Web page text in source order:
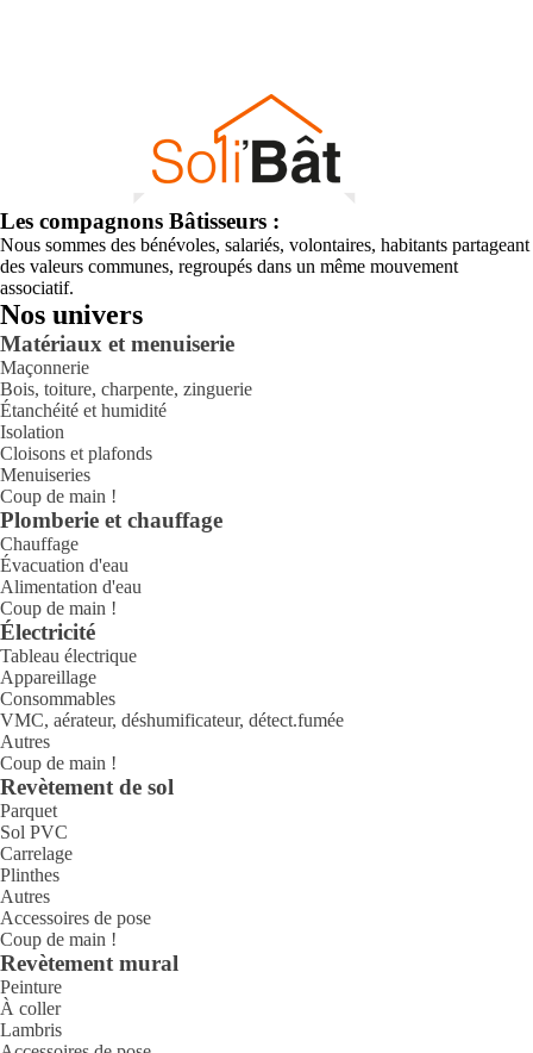
Les compagnons Bâtisseurs :
Nous sommes des bénévoles, salariés, volontaires, habitants partageant
des valeurs communes, regroupés dans un même mouvement
associatif.
Nos univers
Matériaux et menuiserie
Maçonnerie
Bois, toiture, charpente, zinguerie
Étanchéité et humidité
Isolation
Cloisons et plafonds
Menuiseries
Coup de main !
Plomberie et chauffage
Chauffage
Évacuation d'eau
Alimentation d'eau
Coup de main !
Électricité
Tableau électrique
Appareillage
Consommables
VMC, aérateur, déshumificateur, détect.fumée
Autres
Coup de main !
Revètement de sol
Parquet
Sol PVC
Carrelage
Plinthes
Autres
Accessoires de pose
Coup de main !
Revètement mural
Peinture
À coller
Lambris